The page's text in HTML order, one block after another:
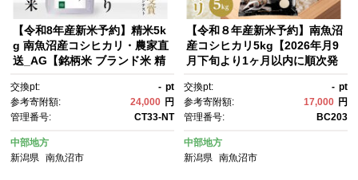
【令和8年産新米予約】精米5k
g 南魚沼産コシヒカリ・農家直
送_AG【銘柄米 ブランド米 精
産 新潟米 産地直送 お米 米 こ
め コメ ご飯 御飯 ごはん】【令
和8年9月下旬から1ヶ月以内に
順次発送予定】
交換pt: - pt
参考寄附額:
24,000 円
管理番号:
CT33-NT
中部地方
新潟県
南魚沼市
【令和８年産新米予約】南魚沼
産コシヒカリ5kg【2026年月9
月下旬より1ヶ月以内に順次発
交換pt: - pt
参考寄附額:
17,000 円
管理番号:
BC203
中部地方
新潟県 南魚沼市